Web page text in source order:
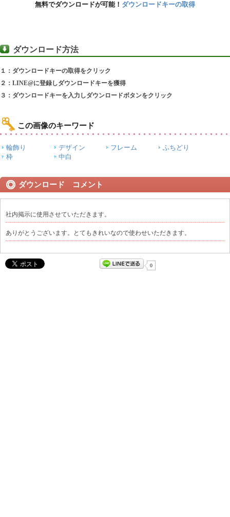
無料でダウンロードが可能！ ダウンロードキーの取得
ダウンロード方法
１：ダウンロードキーの取得をクリック
２：LINE@に登録しダウンロードキーを獲得
３：ダウンロードキーを入力しダウンロードボタンをクリック
この画像のキーワード
輪飾り デザイン フレーム
ふちどり
枠
中白
ダウンロード コメント
社内掲示に使用させていただきます。
ありがとうございます。とてもきれいなので使わせいただきます。
0